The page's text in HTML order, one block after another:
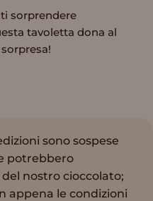
sorprendere
tavoletta dona al
sono sospese
potrebbero
nostro cioccolato;
appena le condizioni